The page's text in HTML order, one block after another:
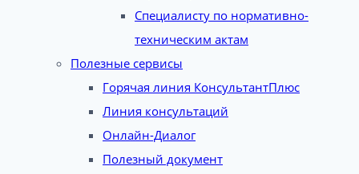
Специалисту по нормативно-
техническим актам
Полезные сервисы
Горячая линия КонсультантПлюс
Линия консультаций
Онлайн-Диалог
Полезный документ